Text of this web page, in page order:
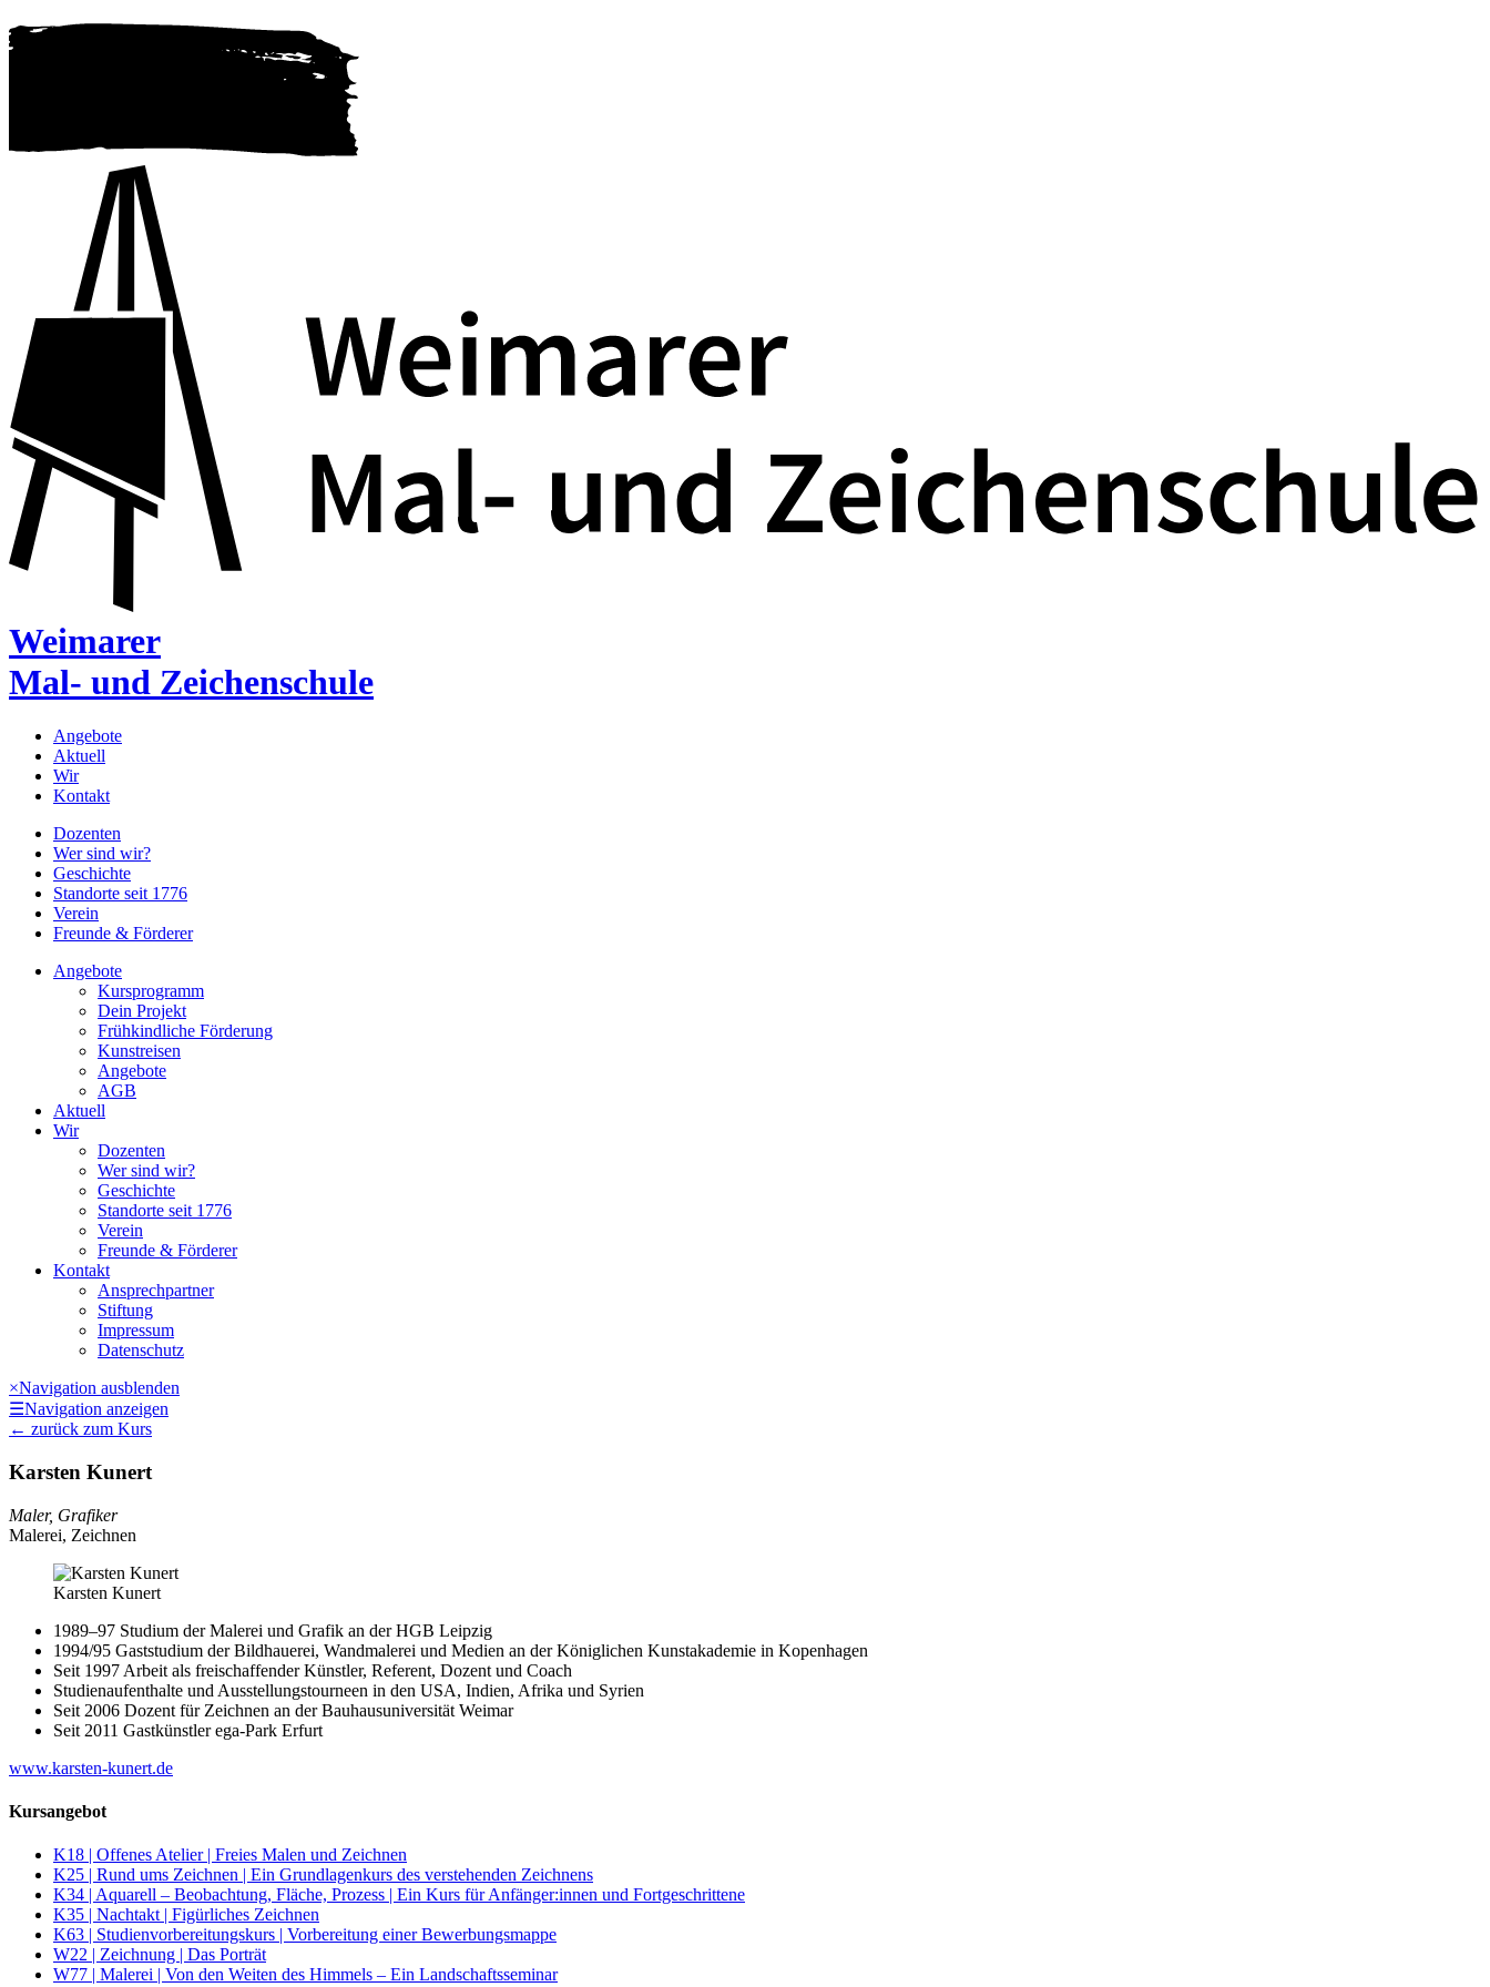
Weimarer
Mal- und Zeichenschule
Angebote
Aktuell
Wir
Kontakt
Dozenten
Wer sind wir?
Geschichte
Standorte seit 1776
Verein
Freunde & Förderer
Angebote
Kursprogramm
Dein Projekt
Frühkindliche Förderung
Kunstreisen
Angebote
AGB
Aktuell
Wir
Dozenten
Wer sind wir?
Geschichte
Standorte seit 1776
Verein
Freunde & Förderer
Kontakt
Ansprechpartner
Stiftung
Impressum
Datenschutz
×Navigation ausblenden
☰Navigation anzeigen
← zurück zum Kurs
Karsten Kunert
Maler, Grafiker
Malerei, Zeichnen
Karsten Kunert
1989–97 Studium der Malerei und Grafik an der HGB Leipzig
1994/​95 Gaststudium der Bildhauerei, Wandmalerei und Medien an der Königlichen Kunstakademie in Kopenhagen
Seit 1997 Arbeit als freischaffender Künstler, Referent, Dozent und Coach
Studienaufenthalte und Ausstellungstourneen in den USA, Indien, Afrika und Syrien
Seit 2006 Dozent für Zeichnen an der Bauhausuniversität Weimar
Seit 2011 Gastkünstler ega-Park Erfurt
www.karsten-kunert.de
Kursangebot
K18 | Offenes Atelier | Freies Malen und Zeichnen
K25 | Rund ums Zeichnen | Ein Grundlagenkurs des verstehenden Zeichnens
K34 | Aquarell – Beobachtung, Fläche, Prozess | Ein Kurs für Anfänger:innen und Fortgeschrittene
K35 | Nachtakt | Figürliches Zeichnen
K63 | Studienvorbereitungskurs | Vorbereitung einer Bewerbungsmappe
W22 | Zeichnung | Das Porträt
W77 | Malerei | Von den Weiten des Himmels – Ein Landschaftsseminar